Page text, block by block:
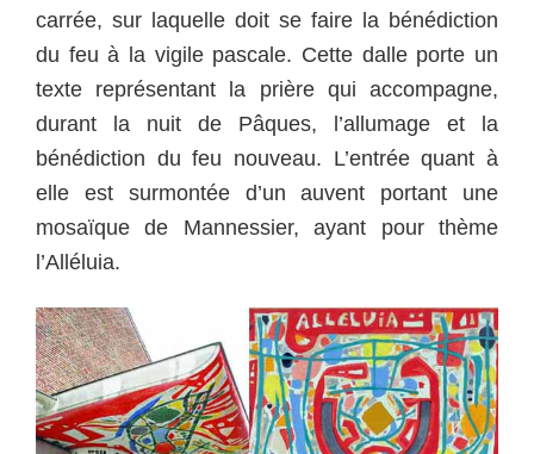
carrée, sur laquelle doit se faire la bénédiction
du feu à la vigile pascale. Cette dalle porte un
texte représentant la prière qui accompagne,
durant la nuit de Pâques, l’allumage et la
bénédiction du feu nouveau. L’entrée quant à
elle est surmontée d’un auvent portant une
mosaïque de Mannessier, ayant pour thème
l’Alléluia.